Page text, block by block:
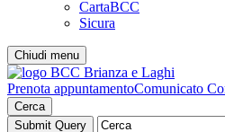
CartaBCC
Sicura
Chiudi menu
Prenota appuntamentoComunicato
Cerca